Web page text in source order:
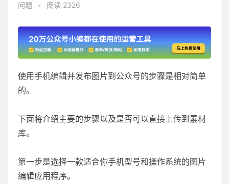
问题
• 阅读 2326
使用手机编辑并发布图片到公众号的步骤是相对简单
的。
下面将介绍主要的步骤以及是否可以直接上传到素材
库。
第一步是选择一款适合你手机型号和操作系统的图片
编辑应用程序。